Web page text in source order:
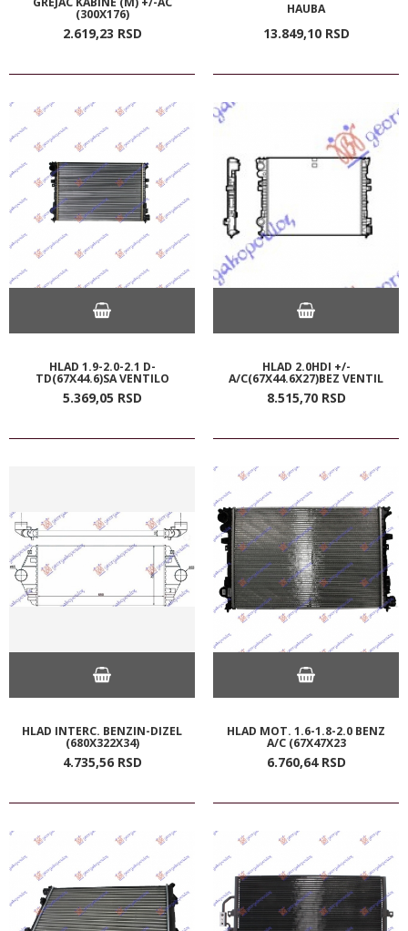
(300X176)
2.619,23 RSD
HAUBA
13.849,10 RSD
HLAD 1.9-2.0-2.1 D-
TD(67X44.6)SA VENTILO
5.369,05 RSD
HLAD 2.0HDI +/-
A/C(67X44.6X27)BEZ VENTIL
8.515,70 RSD
HLAD INTERC. BENZIN-DIZEL
(680X322X34)
4.735,56 RSD
HLAD MOT. 1.6-1.8-2.0 BENZ
A/C (67X47X23
6.760,64 RSD